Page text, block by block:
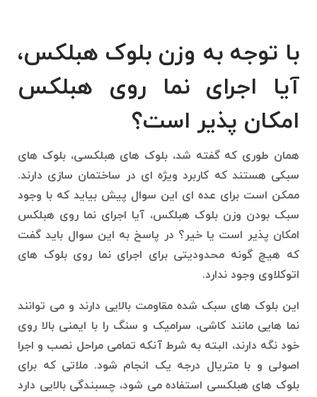
با توجه به وزن بلوک هبلکس،
آیا اجرای نما روی هبلکس
امکان پذیر است؟
همان طوری که گفته شد، بلوک های هبلکسی، بلوک های
سبکی هستند که کاربرد ویژه ای در ساختمان سازی دارند.
ممکن است برای عده ای این سوال پیش بیاید که با وجود
سبک بودن وزن بلوک هبلکس، آیا اجرای نما روی هبلکس
امکان پذیر است یا خیر؟ در پاسخ به این سوال باید گفت
که هیچ گونه محدودیتی برای اجرای نما روی بلوک های
اتوکلاوی وجود ندارد.
این بلوک های سبک شده مقاومت بالایی دارند و می توانند
نما هایی مانند کاشی، سرامیک و سنگ را با ایمنی بالا روی
خود نگه دارند، البته به شرط آنکه تمامی مراحل نصب و اجرا
اصولی و با متریال درجه یک انجام شود. ملاتی که برای
بلوک های هبلکسی استفاده می شود، چسبندگی بالایی دارد